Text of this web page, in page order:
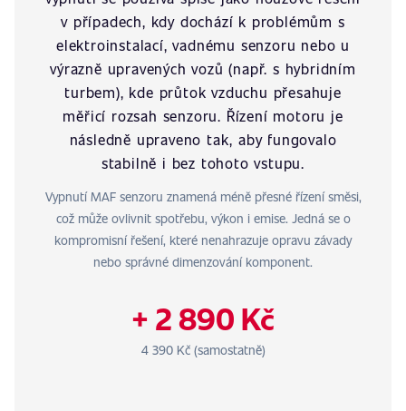
v případech, kdy dochází k problémům s
elektroinstalací, vadnému senzoru nebo u
výrazně upravených vozů (např. s hybridním
turbem), kde průtok vzduchu přesahuje
měřicí rozsah senzoru. Řízení motoru je
následně upraveno tak, aby fungovalo
stabilně i bez tohoto vstupu.
Vypnutí MAF senzoru znamená méně přesné řízení směsi,
což může ovlivnit spotřebu, výkon i emise. Jedná se o
kompromisní řešení, které nenahrazuje opravu závady
nebo správné dimenzování komponent.
+ 2 890 Kč
4 390 Kč (samostatně)